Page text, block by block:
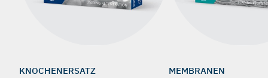
KNOCHENERSATZ MEMBRANEN